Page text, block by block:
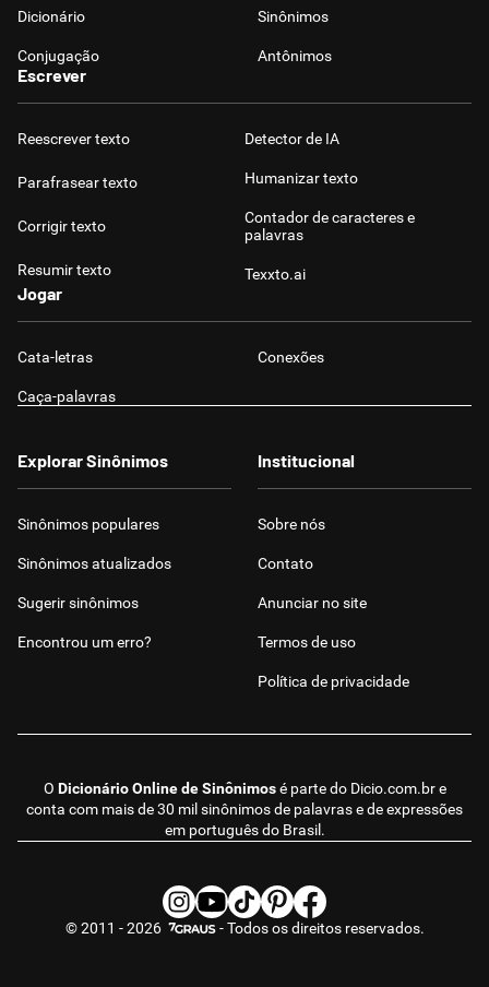
Dicionário Sinônimos
Conjugação Antônimos
Escrever
Reescrever texto
Parafrasear texto
Corrigir texto
Resumir texto
Detector de IA
Humanizar texto
Contador de caracteres e
palavras
Texxto.ai
Jogar
Cata-letras Conexões
Caça-palavras
O Dicionário Online de Sinônimosé parte do Dicio.com.bre
conta com mais de 30 mil sinônimos de palavras e de expressões
em português do Brasil.
Explorar Sinônimos
Sinônimos populares
Sinônimos atualizados
Sugerir sinônimos
Encontrou um erro?
Institucional
Sobre nós
Contato
Anunciar no site
Termos de uso
Política de privacidade
© 2011 - 2026 - Todos os direitos reservados.